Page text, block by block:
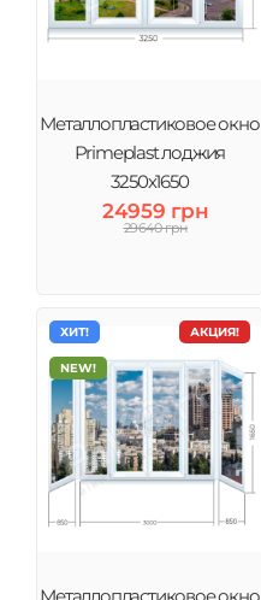
Металлопластиковое окно
Primeplast лоджия
3250х1650
24959 грн
29640 грн
АКЦИЯ!
ХИТ!
NEW!